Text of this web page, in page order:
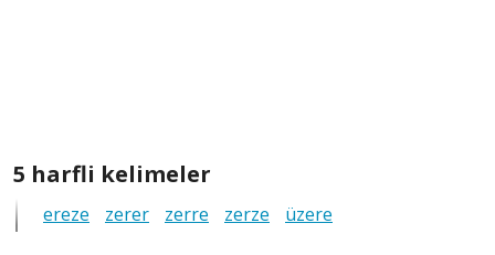
5 harfli kelimeler
tüm
ereze zerer zerre zerze üzere